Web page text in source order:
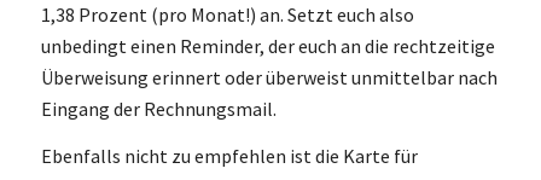
1,38 Prozent (pro Monat!) an. Setzt euch also
unbedingt einen Reminder, der euch an die rechtzeitige
Überweisung erinnert oder überweist unmittelbar nach
Eingang der Rechnungsmail.
Ebenfalls nicht zu empfehlen ist die Karte für